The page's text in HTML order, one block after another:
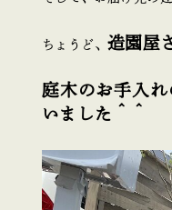
ちょうど、造園屋
庭木のお手入
いました＾＾